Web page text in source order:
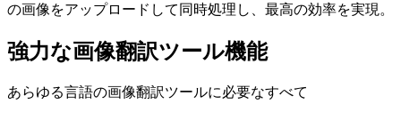
の画像をアップロードして同時処理し、最高の効率を実現。
強力な画像翻訳ツール機能
あらゆる言語の画像翻訳ツールに必要なすべて